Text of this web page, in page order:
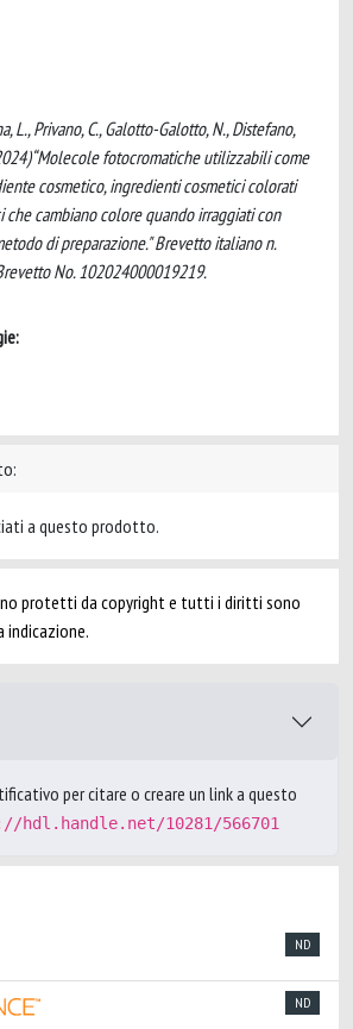
L., Privano, C., Galotto-Galotto, N., Distefano,
fotocromatiche utilizzabili come
cosmetico, ingredienti cosmetici colorati
cambiano colore quando irraggiati con
di preparazione." Brevetto italiano n.
No. 102024000019219.
a questo prodotto.
protetti da copyright e tutti i diritti sono
indicazione.
per citare o creare un link a questo
hdl.handle.net/10281/566701
ND
ND